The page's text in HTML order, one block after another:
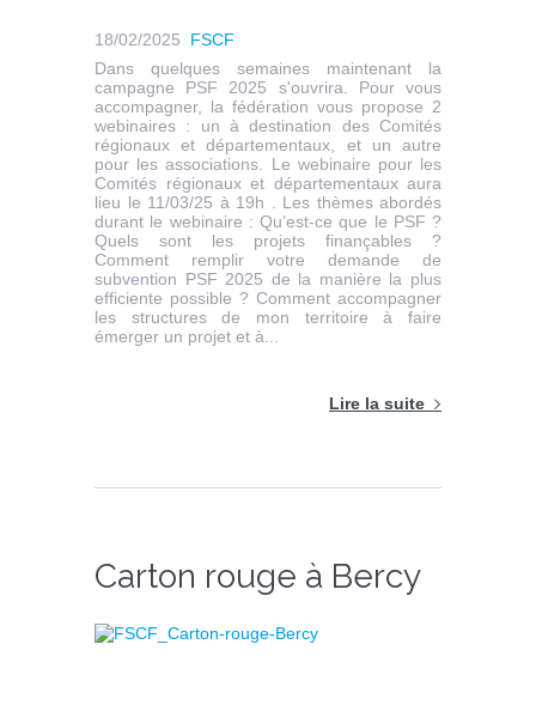
18/02/2025
FSCF
Dans quelques semaines maintenant la
campagne PSF 2025 s'ouvrira. Pour vous
accompagner, la fédération vous propose 2
webinaires : un à destination des Comités
régionaux et départementaux, et un autre
pour les associations. Le webinaire pour les
Comités régionaux et départementaux aura
lieu le 11/03/25 à 19h . Les thèmes abordés
durant le webinaire : Qu’est-ce que le PSF ?
Quels sont les projets finançables ?
Comment remplir votre demande de
subvention PSF 2025 de la manière la plus
efficiente possible ? Comment accompagner
les structures de mon territoire à faire
émerger un projet et à...
Lire la suite
Carton rouge à Bercy